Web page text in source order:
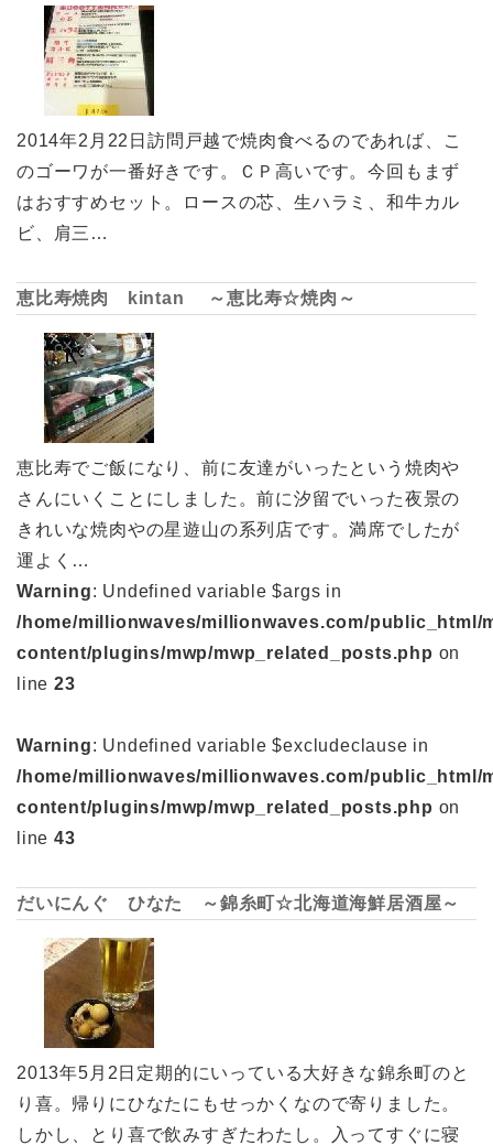
2014年2月22日訪問戸越で焼肉食べるのであれば、こ
のゴーワが一番好きです。ＣＰ高いです。今回もまず
はおすすめセット。ロースの芯、生ハラミ、和牛カル
ビ、肩三…
恵比寿焼肉 kintan ～恵比寿☆焼肉～
恵比寿でご飯になり、前に友達がいったという焼肉や
さんにいくことにしました。前に汐留でいった夜景の
きれいな焼肉やの星遊山の系列店です。満席でしたが
運よく…
Warning: Undefined variable $args in
/home/millionwaves/millionwaves.com/public_html/
content/plugins/mwp/mwp_related_posts.php on
line 23
Warning: Undefined variable $excludeclause in
/home/millionwaves/millionwaves.com/public_html/
content/plugins/mwp/mwp_related_posts.php on
line 43
だいにんぐ ひなた ～錦糸町☆北海道海鮮居酒屋～
2013年5月2日定期的にいっている大好きな錦糸町のと
り喜。帰りにひなたにもせっかくなので寄りました。
しかし、とり喜で飲みすぎたわたし。入ってすぐに寝